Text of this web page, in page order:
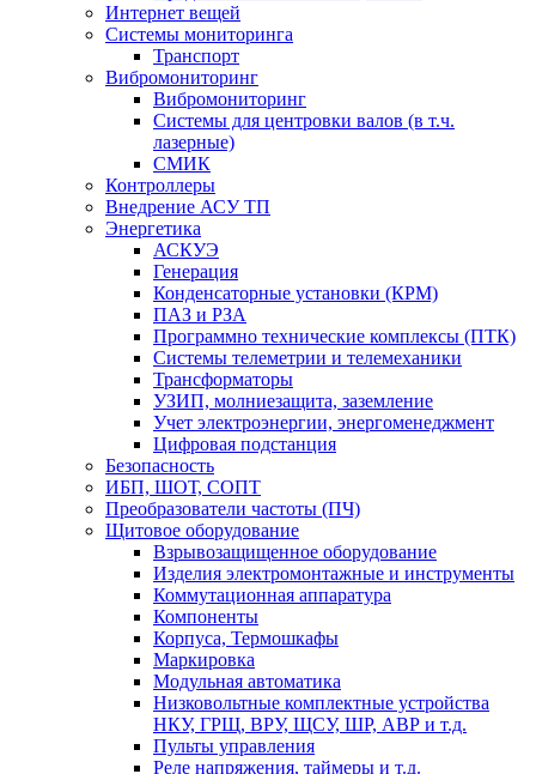
Интернет вещей
Системы мониторинга
Транспорт
Вибромониторинг
Вибромониторинг
Системы для центровки валов (в т.ч.
лазерные)
СМИК
Контроллеры
Внедрение АСУ ТП
Энергетика
АСКУЭ
Генерация
Конденсаторные установки (КРМ)
ПАЗ и РЗА
Программно технические комплексы (ПТК)
Системы телеметрии и телемеханики
Трансформаторы
УЗИП, молниезащита, заземление
Учет электроэнергии, энергоменеджмент
Цифровая подстанция
Безопасность
ИБП, ШОТ, СОПТ
Преобразователи частоты (ПЧ)
Щитовое оборудование
Взрывозащищенное оборудование
Изделия электромонтажные и инструменты
Коммутационная аппаратура
Компоненты
Корпуса, Термошкафы
Маркировка
Модульная автоматика
Низковольтные комплектные устройства
НКУ, ГРЩ, ВРУ, ЩСУ, ШР, АВР и т.д.
Пульты управления
Реле напряжения, таймеры и т.д.